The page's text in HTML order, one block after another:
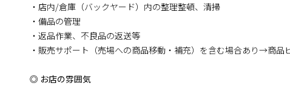
・店内/倉庫（バックヤード）内の整理整頓、清掃
・備品の管理
・返品作業、不良品の返送等
・販売サポート（売場への商品移動・補充）を含む場合あり→商品
◎ お店の雰囲気